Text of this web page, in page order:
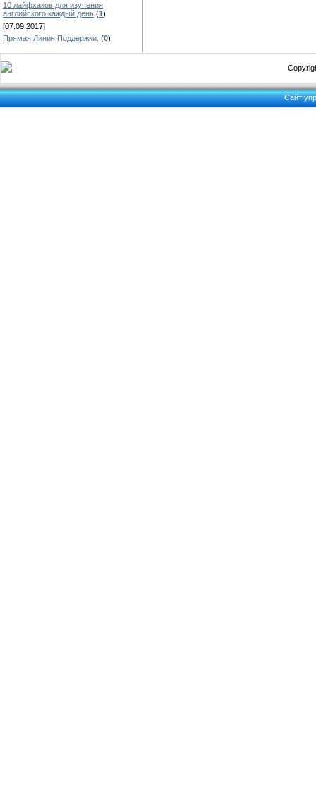
10 лайфхаков для изучения
английского каждый день (1)
[07.09.2017]
Прямая Линия Поддержки. (0)
Сайт